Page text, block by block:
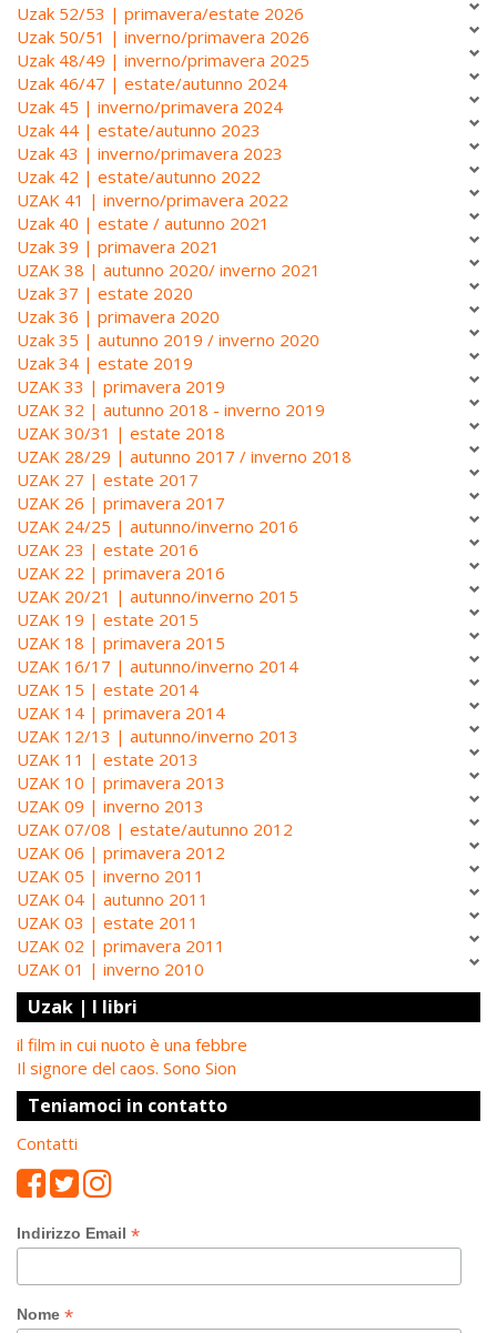
Uzak 52/53 | primavera/estate 2026
Uzak 50/51 | inverno/primavera 2026
Uzak 48/49 | inverno/primavera 2025
Uzak 46/47 | estate/autunno 2024
Uzak 45 | inverno/primavera 2024
Uzak 44 | estate/autunno 2023
Uzak 43 | inverno/primavera 2023
Uzak 42 | estate/autunno 2022
UZAK 41 | inverno/primavera 2022
Uzak 40 | estate / autunno 2021
Uzak 39 | primavera 2021
UZAK 38 | autunno 2020/ inverno 2021
Uzak 37 | estate 2020
Uzak 36 | primavera 2020
Uzak 35 | autunno 2019 / inverno 2020
Uzak 34 | estate 2019
UZAK 33 | primavera 2019
UZAK 32 | autunno 2018 - inverno 2019
UZAK 30/31 | estate 2018
UZAK 28/29 | autunno 2017 / inverno 2018
UZAK 27 | estate 2017
UZAK 26 | primavera 2017
UZAK 24/25 | autunno/inverno 2016
UZAK 23 | estate 2016
UZAK 22 | primavera 2016
UZAK 20/21 | autunno/inverno 2015
UZAK 19 | estate 2015
UZAK 18 | primavera 2015
UZAK 16/17 | autunno/inverno 2014
UZAK 15 | estate 2014
UZAK 14 | primavera 2014
UZAK 12/13 | autunno/inverno 2013
UZAK 11 | estate 2013
UZAK 10 | primavera 2013
UZAK 09 | inverno 2013
UZAK 07/08 | estate/autunno 2012
UZAK 06 | primavera 2012
UZAK 05 | inverno 2011
UZAK 04 | autunno 2011
UZAK 03 | estate 2011
UZAK 02 | primavera 2011
UZAK 01 | inverno 2010
Uzak | I libri
il film in cui nuoto è una febbre
Il signore del caos. Sono Sion
Teniamoci in contatto
Contatti
Indirizzo Email *
Nome *